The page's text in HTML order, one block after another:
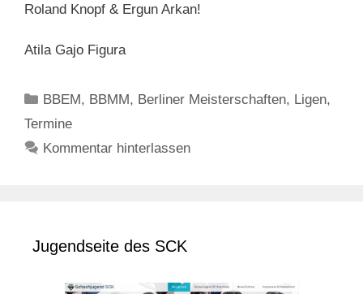
Roland Knopf & Ergun Arkan!
Atila Gajo Figura
Kategorien
BBEM, BBMM, Berliner Meisterschaften, Ligen,
Termine
Kommentar hinterlassen
Jugendseite des SCK